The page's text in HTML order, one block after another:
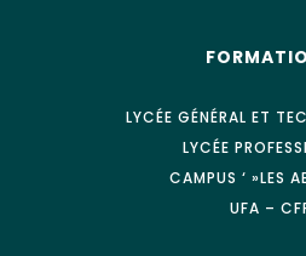
LYCÉE GÉNÉRAL ET
LYCÉE
CAMPUS ‘ »LES
UFA –